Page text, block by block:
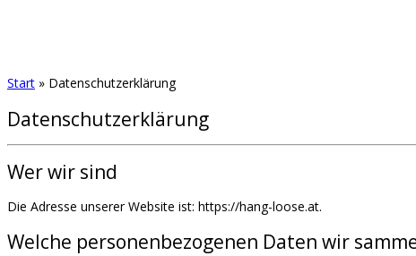
Start » Datenschutzerklärung
Datenschutzerklärung
Wer wir sind
Die Adresse unserer Website ist: https://hang-loose.at.
Welche personenbezogenen Daten wir